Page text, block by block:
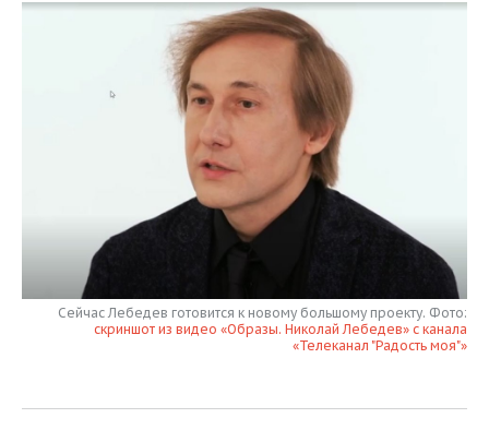
ВУЗЫ ТАТАРСТАНА
КОМУ ПРИНАДЛЕЖАТ
ТОРГОВЫЕ ЦЕНТРЫ
ТАТАРСТАНА
БАНКИ
МАШИНОСТРОЕНИЕ
ЭНЕРГЕТИКА
НОВОСТИ НЕДВИЖИМОСТИ
АВТО
НОВОСТИ БИЗНЕСА
РОЗНИЧНАЯ ТОРГОВЛЯ
УСЛУГИ
НОВОСТИ ТЕХНОЛОГИЙ
МЕДИА
ТЕЛЕКОММУНИКАЦИИ
НОВОСТИ МЕРОПРИЯТИЙ
ВЫЕЗДНАЯ РЕДАКЦИЯ
БИЗНЕС-БРАНЧИ
ОТКРЫТАЯ ЛЕКЦИЯ
НОВОСТИ СПОРТА
ФУТБОЛ
БАСКЕТБОЛ
ОБЩЕСТВО
НОВОСТИ ОБЩЕСТВА
ИНФРАСТРУКТУРА
ФОТОГАЛЕРЕЯ
СПРАВОЧНИК
Сейчас Лебедев готовится к новому большому проекту. Фото:
скриншот из видео «Образы. Николай Лебедев» с канала
«Телеканал "Радость моя"»